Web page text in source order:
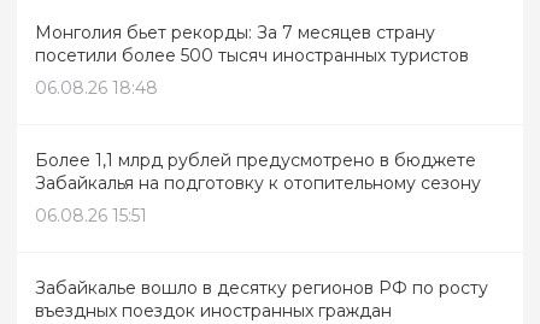
Монголия бьет рекорды: За 7 месяцев страну
посетили более 500 тысяч иностранных туристов
06.08.26 18:48
Более 1,1 млрд рублей предусмотрено в бюджете
Забайкалья на подготовку к отопительному сезону
06.08.26 15:51
Забайкалье вошло в десятку регионов РФ по росту
въездных поездок иностранных граждан